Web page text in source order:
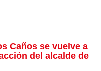
Caños se vuelve a
del alcalde de